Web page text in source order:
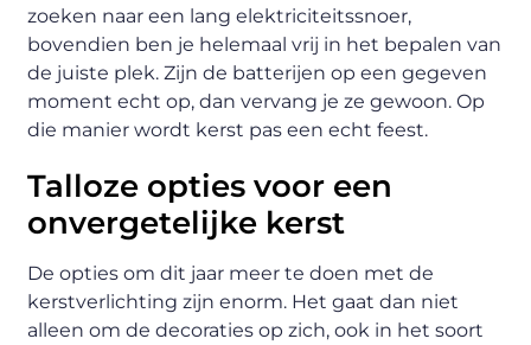
zoeken naar een lang elektriciteitssnoer,
bovendien ben je helemaal vrij in het bepalen van
de juiste plek. Zijn de batterijen op een gegeven
moment echt op, dan vervang je ze gewoon. Op
die manier wordt kerst pas een echt feest.
Talloze opties voor een
onvergetelijke kerst
De opties om dit jaar meer te doen met de
kerstverlichting zijn enorm. Het gaat dan niet
alleen om de decoraties op zich, ook in het soort